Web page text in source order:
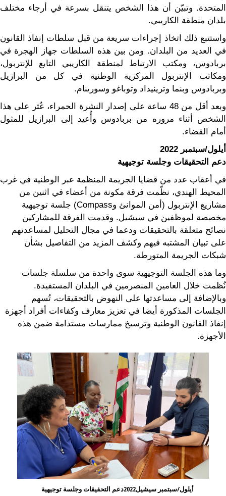
المتحدة. وتبيّن أن هذا الشخص يتنقل بسرعة في أرجاء مختلف
بلدان منطقة الكاريبي.
واستتبع ذلك اتخاذ إجراءات سريعة من قبل سلطات إنفاذ القانون
في العديد من البلدان. ومن بين هذه السلطات جهاز الهجرة في
بربادوس، ومكتب الارتباط لمنطقة الكاريبي التابع للإنتربول،
ومكاتب الإنتربول المركزية الوطنية في كل من البرازيل
وبربادوس وبنما وترينيداد وتوباغو وسورينام.
وبعد أقل من 48 ساعة على إصدار النشرة الحمراء، عُثر على هذا
الشخص أثناء مروره من بربادوس وأُعيد إلى البرازيل للمثول
أمام القضاء.
أيلول/سبتمبر 2022
دعم التحقيقات وجلسة توجيهية
في أعقاب عدد من قضايا الجريمة المنظمة عبر الوطنية في غرب
المحيط الهندي، نظّمت فرقة مكونة من أعضاء في اثنين من
مشاريع الإنتربول (أمن الموانئ وCompass) جلسة توجيهية
مخصصة لموظفين في سيشيل. وقدمت الفرقة للمشاركين
نصائح متعلقة بالتحقيقات ودعما في مجال التحليل لمساعدتهم
على تبيان المشتبه فيهم وكشف المزيد من التفاصيل بشأن
شبكات الجريمة المتورطة.
وما هذه الجلسة التوجيهية سوى واحدة من سلسلة جلسات
نُظمت خلال العامين المنصرمين في البلدان المستفيدة.
وبالإضافة إلى مساعدتها على النهوض بالتحقيقات، تُسهم
الجلسات المذكورة أيضا في تعزيز معارف وكفاءات أفراد أجهزة
إنفاذ القانون الوطنية وترسيخ ممارسات مستدامة ضمن هذه
الأجهزة.
أيلول/سبتمبر سيشيل2022دعم التحقيقات وجلسة توجيهية